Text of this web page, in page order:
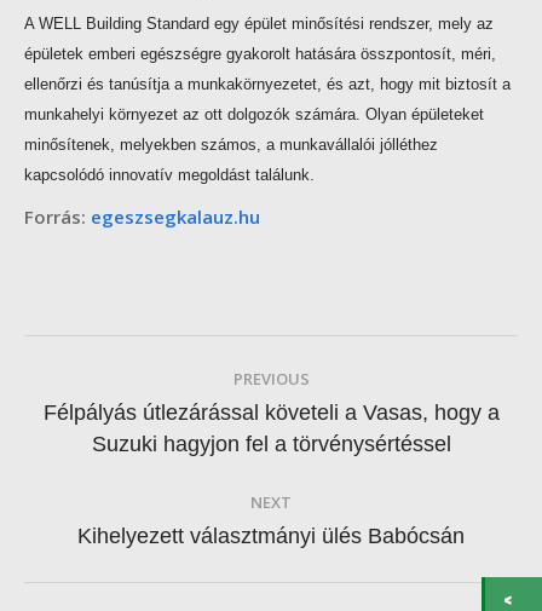
A WELL Building Standard egy épület minősítési rendszer, mely az
épületek emberi egészségre gyakorolt hatására összpontosít, méri,
ellenőrzi és tanúsítja a munkakörnyezetet, és azt, hogy mit biztosít a
munkahelyi környezet az ott dolgozók számára. Olyan épületeket
minősítenek, melyekben számos, a munkavállalói jólléthez
kapcsolódó innovatív megoldást találunk.
Forrás: egeszsegkalauz.hu
navigation
PREVIOUS
Previous
post:
Félpályás útlezárással követeli a Vasas, hogy a
Suzuki hagyjon fel a törvénysértéssel
NEXT
Next
Kihelyezett választmányi ülés Babócsán